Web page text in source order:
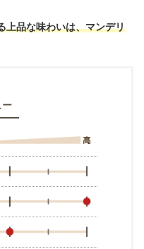
2,499円
5,400円 Amazon
上品な味わいは、マンデリ
ー